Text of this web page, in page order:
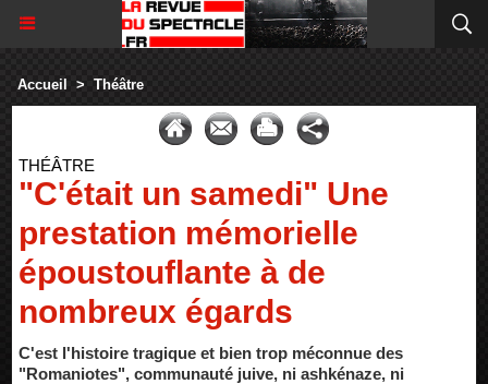
Accueil > Théâtre
THÉÂTRE
"C'était un samedi" Une
prestation mémorielle
époustouflante à de
nombreux égards
C'est l'histoire tragique et bien trop méconnue des
"Romaniotes", communauté juive, ni ashkénaze, ni